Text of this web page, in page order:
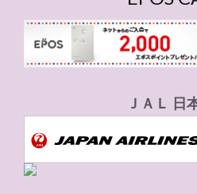
ＪＡＬ 日